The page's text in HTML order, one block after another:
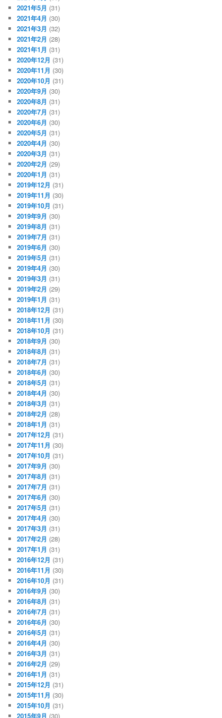
2021年5月 (31)
2021年4月 (30)
2021年3月 (32)
2021年2月 (28)
2021年1月 (31)
2020年12月 (31)
2020年11月 (30)
2020年10月 (31)
2020年9月 (30)
2020年8月 (31)
2020年7月 (31)
2020年6月 (30)
2020年5月 (31)
2020年4月 (30)
2020年3月 (31)
2020年2月 (29)
2020年1月 (31)
2019年12月 (31)
2019年11月 (30)
2019年10月 (31)
2019年9月 (30)
2019年8月 (31)
2019年7月 (31)
2019年6月 (30)
2019年5月 (31)
2019年4月 (30)
2019年3月 (31)
2019年2月 (29)
2019年1月 (31)
2018年12月 (31)
2018年11月 (30)
2018年10月 (31)
2018年9月 (30)
2018年8月 (31)
2018年7月 (31)
2018年6月 (30)
2018年5月 (31)
2018年4月 (30)
2018年3月 (31)
2018年2月 (28)
2018年1月 (31)
2017年12月 (31)
2017年11月 (30)
2017年10月 (31)
2017年9月 (30)
2017年8月 (31)
2017年7月 (31)
2017年6月 (30)
2017年5月 (31)
2017年4月 (30)
2017年3月 (31)
2017年2月 (28)
2017年1月 (31)
2016年12月 (31)
2016年11月 (30)
2016年10月 (31)
2016年9月 (30)
2016年8月 (31)
2016年7月 (31)
2016年6月 (30)
2016年5月 (31)
2016年4月 (30)
2016年3月 (31)
2016年2月 (29)
2016年1月 (31)
2015年12月 (31)
2015年11月 (30)
2015年10月 (31)
2015年9月 (30)